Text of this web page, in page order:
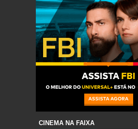
CINEMA NA FAIXA